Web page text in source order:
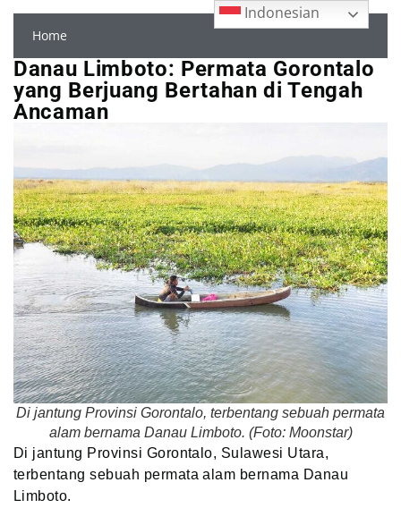
Home
Danau Limboto: Permata Gorontalo
yang Berjuang Bertahan di Tengah
Ancaman
Di jantung Provinsi Gorontalo, terbentang sebuah permata
alam bernama Danau Limboto. (Foto: Moonstar)
Di jantung Provinsi Gorontalo, Sulawesi Utara,
terbentang sebuah permata alam bernama Danau
Limboto.
Indonesian